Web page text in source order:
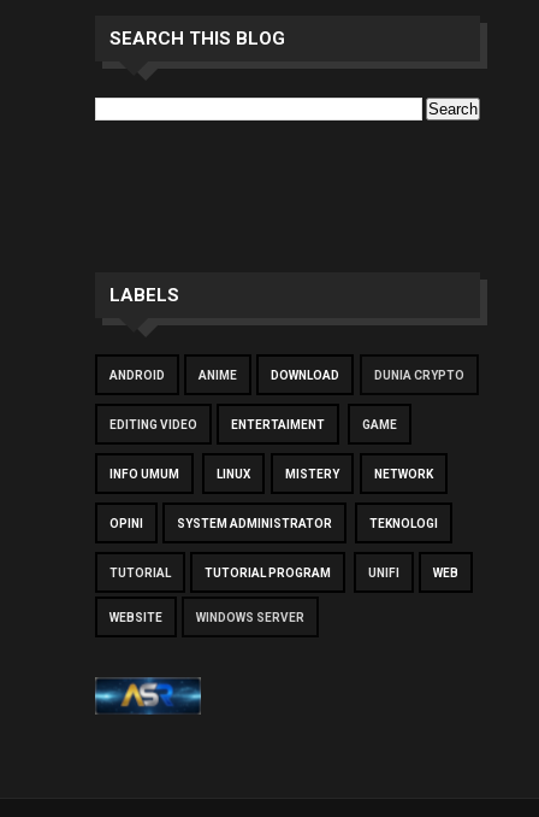
SEARCH THIS BLOG
LABELS
ANDROID ANIME DOWNLOAD DUNIA CRYPTO
EDITING VIDEO ENTERTAIMENT GAME
INFO UMUM LINUX MISTERY NETWORK
OPINI SYSTEM ADMINISTRATOR TEKNOLOGI
TUTORIAL TUTORIAL PROGRAM UNIFI WEB
WEBSITE WINDOWS SERVER